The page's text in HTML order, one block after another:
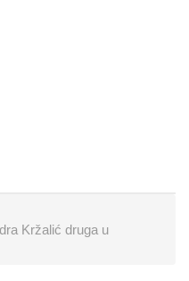
Kržalić druga u